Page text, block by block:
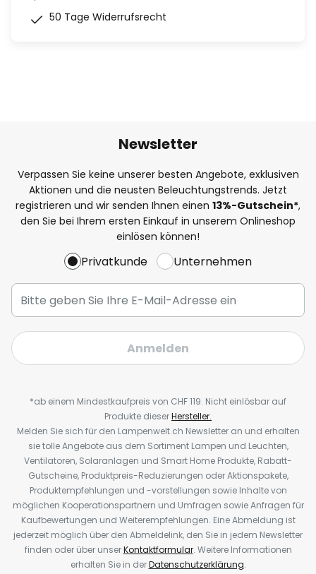
50 Tage Widerrufsrecht
Newsletter
Verpassen Sie keine unserer besten Angebote, exklusiven
Aktionen und die neusten Beleuchtungstrends. Jetzt
registrieren und wir senden Ihnen einen 13%-Gutschein*,
den Sie bei Ihrem ersten Einkauf in unserem Onlineshop
einlösen können!
Privatkunde Unternehmen
Anmelden
*ab einem Mindestkaufpreis von CHF 119. Nicht einlösbar auf
Produkte dieserHersteller.
Melden Sie sich für den Lampenwelt.ch Newsletter an und erhalten
sie tolle Angebote aus dem Sortiment Lampen und Leuchten,
Ventilatoren, Solaranlagen und Smart Home Produkte, Rabatt-
Gutscheine, Produktpreis-Reduzierungen oder Aktionspakete,
Produktempfehlungen und -vorstellungen sowie Inhalte von
möglichen Kooperationspartnern und Umfragen sowie Anfragen für
Kaufbewertungen und Weiterempfehlungen. Eine Abmeldung ist
jederzeit möglich über den Abmeldelink, den Sie in jedem Newsletter
finden oder über unserKontaktformular. Weitere Informationen
erhalten Sie in derDatenschutzerklärung.